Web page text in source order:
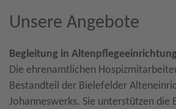
Unsere Angebote
Begleitung in
Die ehrenamtlichen
Bestandteil der Bielefelder
Johanneswerks. Sie unterstützen die